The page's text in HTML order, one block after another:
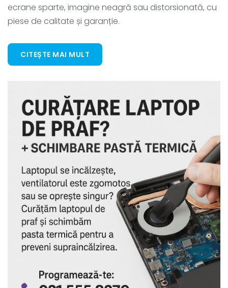
ecrane sparte, imagine neagră sau distorsionată, cu
piese de calitate și garanție.
CITEȘTE MAI MULT